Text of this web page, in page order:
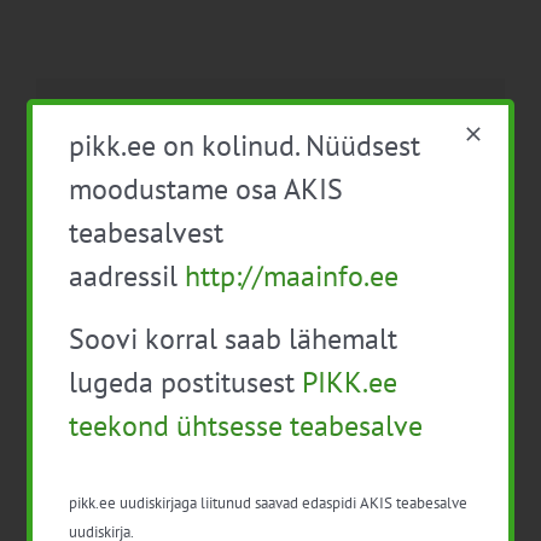
Mahemajanduse infopäev
Kiirguskaitse
pikk.ee on kolinud. Nüüdsest
moodustame osa AKIS
teabesalvest
aadressil http://maainfo.ee
Soovi korral saab lähemalt
lugeda postitusest PIKK.ee
teekond ühtsesse teabesalve
pikk.ee uudiskirjaga liitunud saavad edaspidi AKIS teabesalve
uudiskirja.